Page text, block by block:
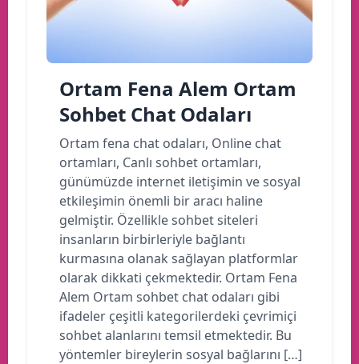
Ortam Fena Alem Ortam
Sohbet Chat Odaları
Ortam fena chat odaları, Online chat
ortamları, Canlı sohbet ortamları,
günümüzde internet iletişimin ve sosyal
etkileşimin önemli bir aracı haline
gelmiştir. Özellikle sohbet siteleri
insanların birbirleriyle bağlantı
kurmasına olanak sağlayan platformlar
olarak dikkati çekmektedir. Ortam Fena
Alem Ortam sohbet chat odaları gibi
ifadeler çeşitli kategorilerdeki çevrimiçi
sohbet alanlarını temsil etmektedir. Bu
yöntemler bireylerin sosyal bağlarını […]